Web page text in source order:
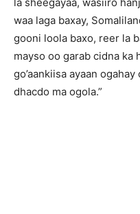
waa laga baxay,
gooni loola baxo, reer la
mayso oo garab cidna ka
go’aankiisa ayaan
dhacdo ma ogola.”